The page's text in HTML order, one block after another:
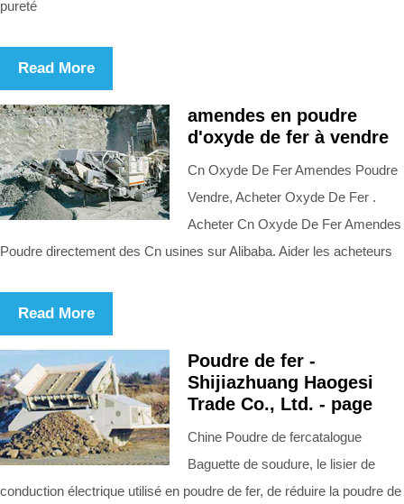
pureté
Read More
amendes en poudre
d'oxyde de fer à vendre
Cn Oxyde De Fer Amendes Poudre
Vendre, Acheter Oxyde De Fer .
Acheter Cn Oxyde De Fer Amendes
Poudre directement des Cn usines sur Alibaba. Aider les acheteurs
Read More
Poudre de fer -
Shijiazhuang Haogesi
Trade Co., Ltd. - page
Chine Poudre de fercatalogue
Baguette de soudure, le lisier de
conduction électrique utilisé en poudre de fer, de réduire la poudre de